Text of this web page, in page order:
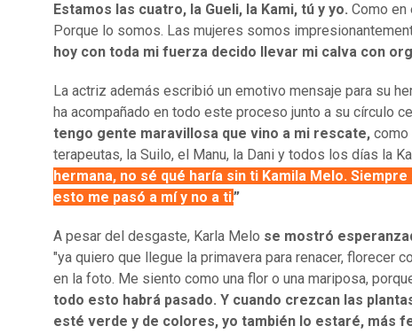
Estamos las cuatro, la Gueli, la Kami, tú y yo. Como en
Porque lo somos. Las mujeres somos
hoy con toda mi fuerza decido llevar mi calva con
La actriz además escribió un emotivo mensaje para su
ha acompañado en todo este proceso junto a su círculo
tengo gente maravillosa que vino a mi rescate, como
terapeutas, la Suilo, el Manu, la Dani y todos los días la
hermana, no sé qué haría sin ti Kamila Melo.
esto me pasó a mí y no a ti.”
A pesar del desgaste, Karla Melo se mostró
"ya quiero que llegue la primavera para renacer, florecer
en la foto. Me siento como una flor o una mariposa,
todo esto habrá pasado. Y cuando crezcan las
esté verde y de colores, yo también lo estaré, más